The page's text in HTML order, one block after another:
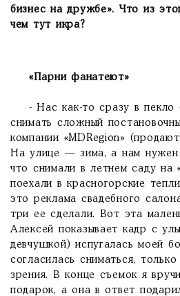
бизнес на дружбе». Что из
чем тут икра?
«Парни фанатеют»
- Нас как-то сразу в пекло
снимать сложный
компании «MDRegion»
На улице — зима, а нам нужен
что снимали в летнем саду на
поехали в красногорские
это реклама свадебного
три ее сделали. Вот эта
Алексей показывает кадр с
девчушкой) испугалась моей
согласилась сниматься,
зрения. В конце съемок я
подарок, а она в ответ